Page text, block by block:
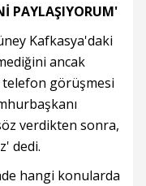
PAYLAŞIYORUM'
Kafkasya'daki
ancak
görüşmesi
verdikten sonra,
dedi.
hangi konularda